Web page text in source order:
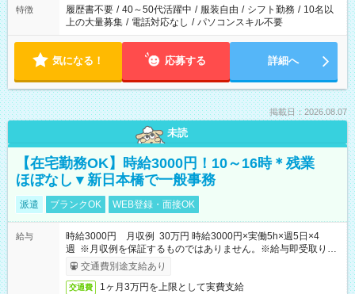
合は応募できません。
特徴 履歴書不要 / 40～50代活躍中 / 服装自由 / シフト勤務 / 10名以
上の大量募集 / 電話対応なし / パソコンスキル不要
気になる！ 応募する 詳細へ
掲載日：2026.08.07
未読
【在宅勤務OK】時給3000円！10～16時＊残業
ほぼなし▼新日本橋で一般事務
派遣 ブランクOK WEB登録・面接OK
給与
時給3000円 月収例 30万円 時給3000円×実働5h×週5日×4
週 ※月収例を保証するものではありません。※給与即受取りサ
ービス利用可（利用条件有）
交通費別途支給あり
交通費 1ヶ月3万円を上限として実費支給